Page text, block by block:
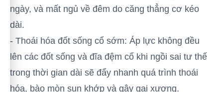
ngày, và mất ngủ về đêm do căng thẳng cơ kéo
dài.
- Thoái hóa đốt sống cổ sớm: Áp lực không đều
lên các đốt sống và đĩa đệm cổ khi ngồi sai tư thế
trong thời gian dài sẽ đẩy nhanh quá trình thoái
hóa, bào mòn sụn khớp và gây gai xương.